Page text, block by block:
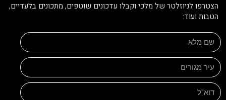
הצטרפו לניוזלטר של מלכי וקבלו עדכונים שוטפים, מתכונים בלעדיים,
הטבות ועוד: